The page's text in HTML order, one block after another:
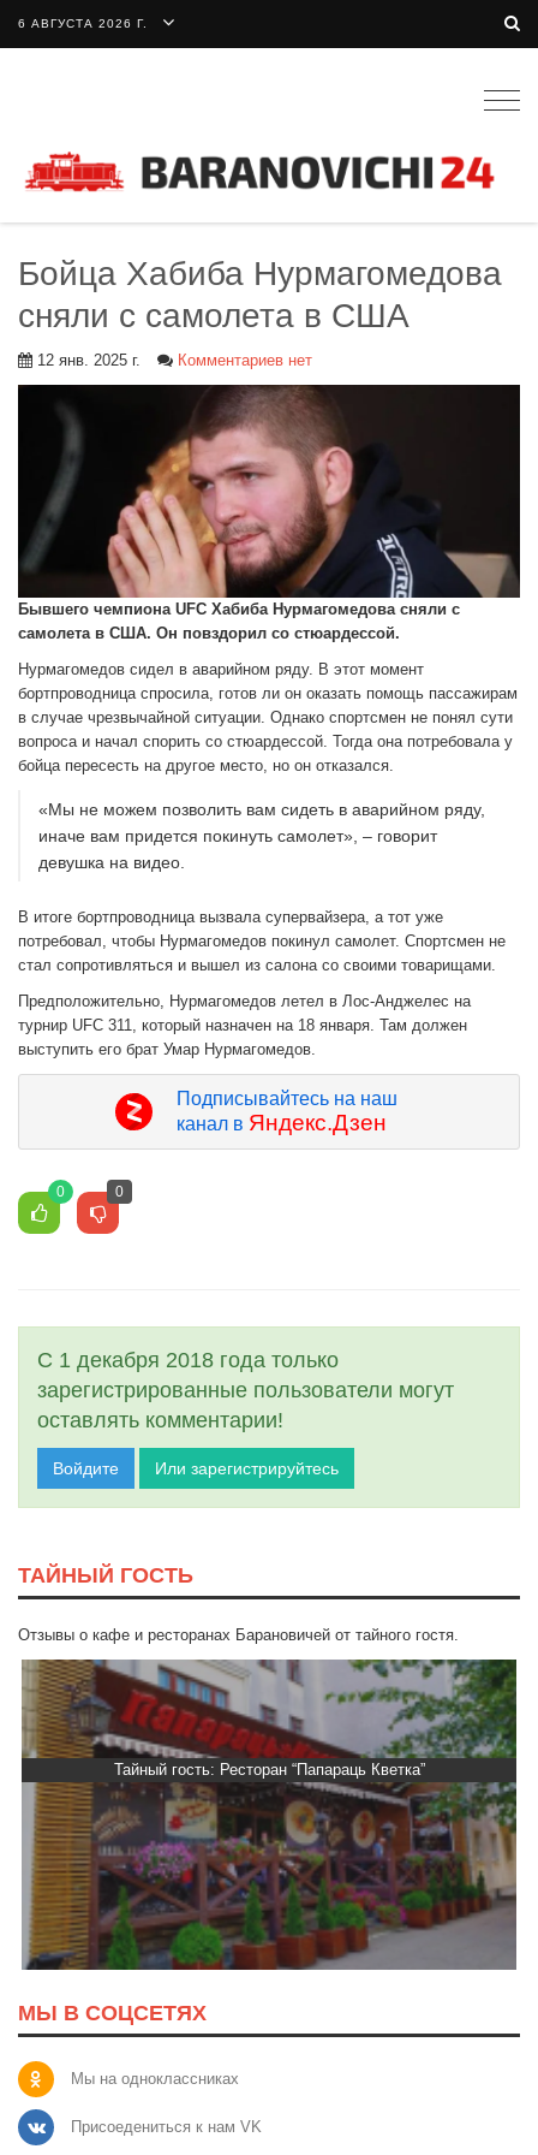
6 АВГУСТА 2026 Г.
Бойца Хабиба Нурмагомедова
сняли с самолета в США
12 янв. 2025 г. Комментариев нет
Бывшего чемпиона UFC Хабиба Нурмагомедова сняли с
самолета в США. Он повздорил со стюардессой.
Нурмагомедов сидел в аварийном ряду. В этот момент
бортпроводница спросила, готов ли он оказать помощь пассажирам
в случае чрезвычайной ситуации. Однако спортсмен не понял сути
вопроса и начал спорить со стюардессой. Тогда она потребовала у
бойца пересесть на другое место, но он отказался.
«Мы не можем позволить вам сидеть в аварийном ряду,
иначе вам придется покинуть самолет», – говорит
девушка на видео.
В итоге бортпроводница вызвала супервайзера, а тот уже
потребовал, чтобы Нурмагомедов покинул самолет. Спортсмен не
стал сопротивляться и вышел из салона со своими товарищами.
Предположительно, Нурмагомедов летел в Лос-Анджелес на
турнир UFC 311, который назначен на 18 января. Там должен
выступить его брат Умар Нурмагомедов.
Подписывайтесь на наш
канал в Яндекс.Дзен
0 0
С 1 декабря 2018 года только
зарегистрированные пользователи могут
оставлять комментарии!
Войдите Или зарегистрируйтесь
ТАЙНЫЙ ГОСТЬ
Отзывы о кафе и ресторанах Барановичей от тайного гостя.
Тайный гость: Ресторан “Папараць Кветка”
МЫ В СОЦСЕТЯХ
Мы на одноклассниках
Присоедениться к нам VK